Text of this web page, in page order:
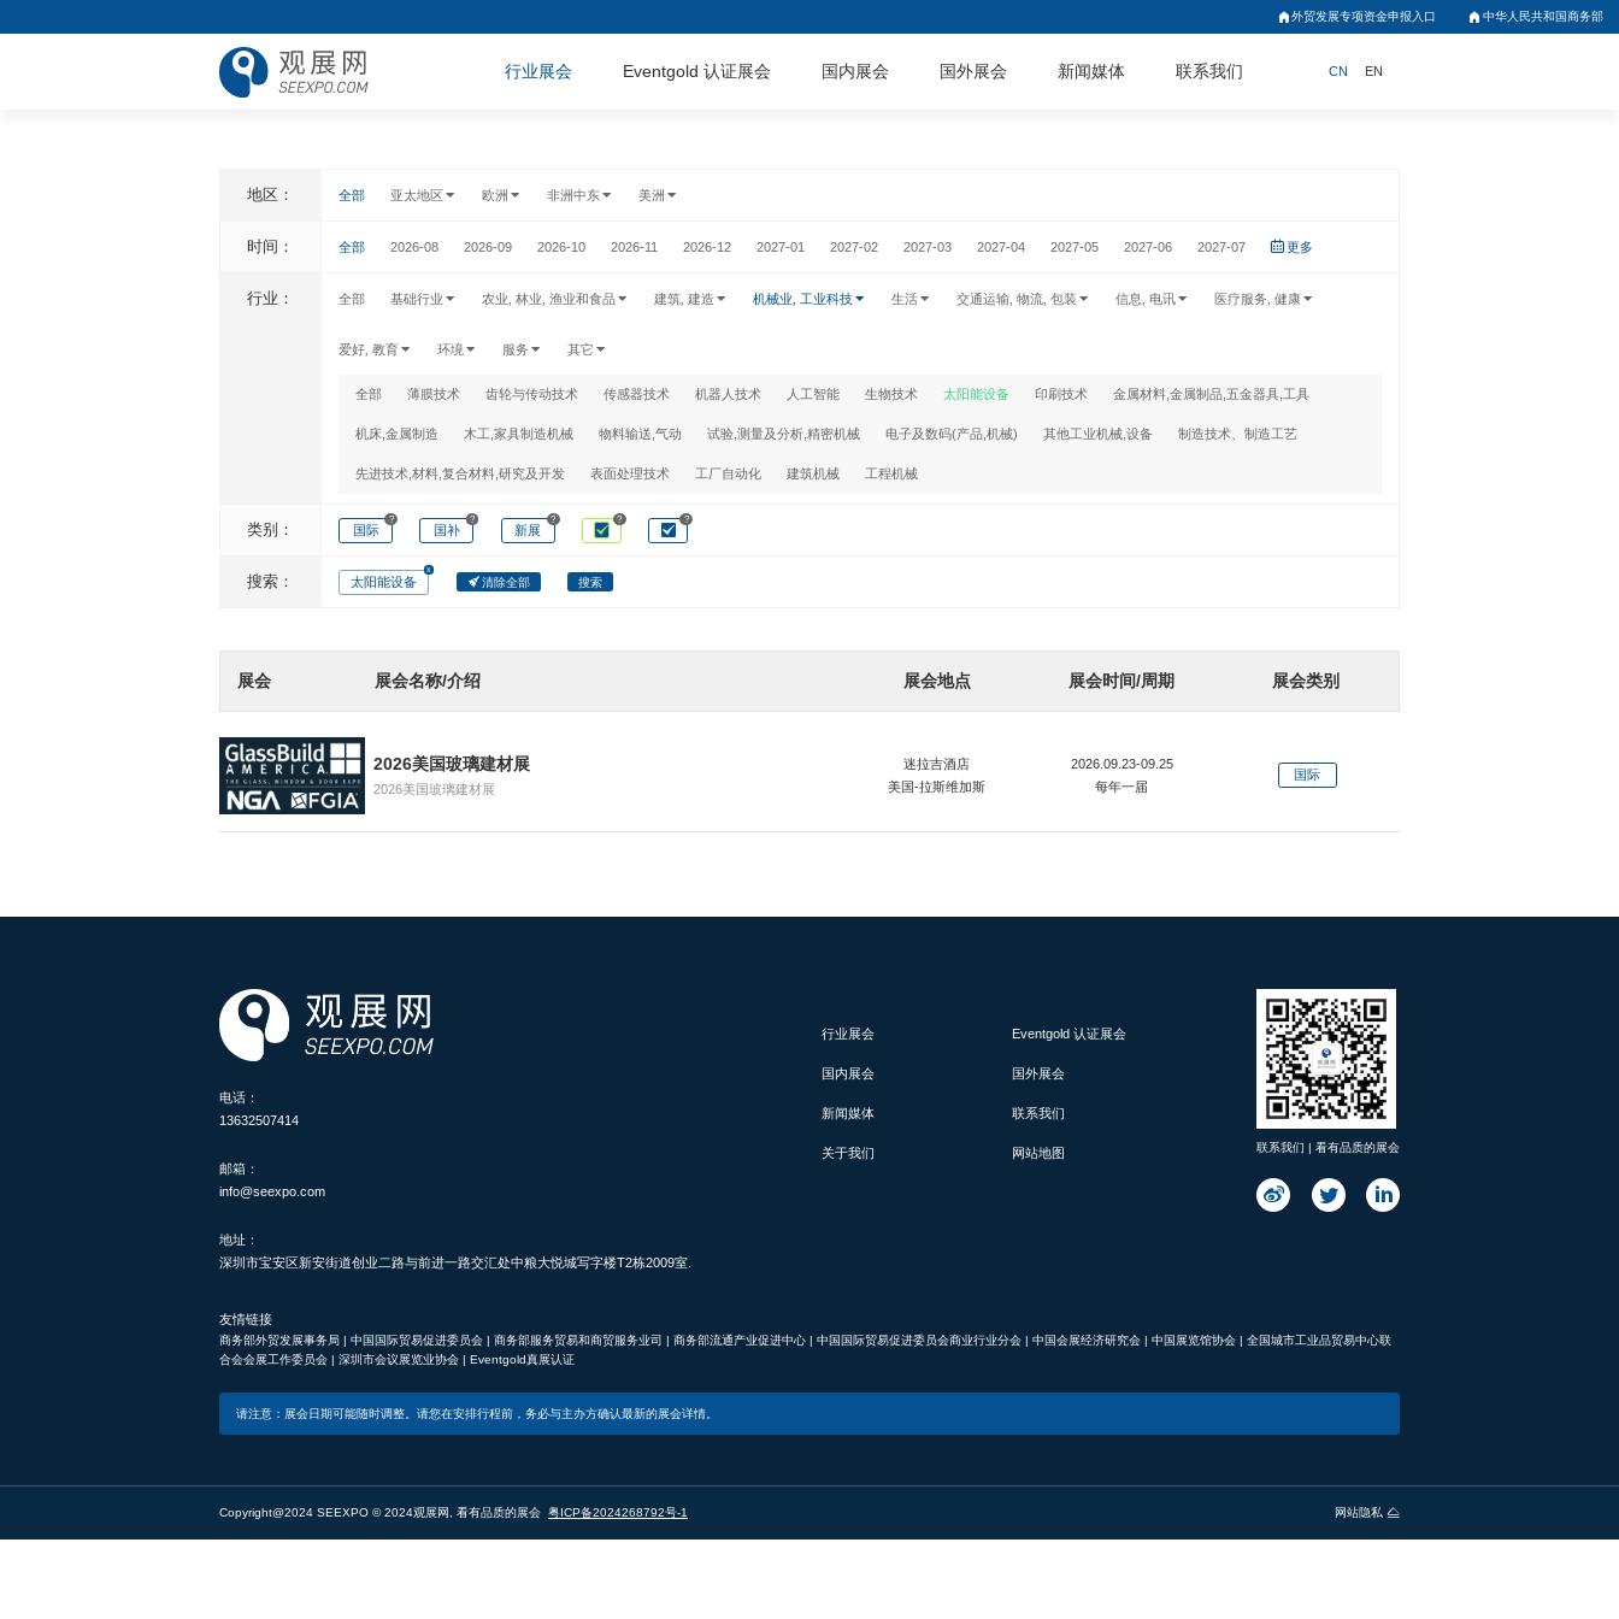
外贸发展专项资金申报入口 中华人民共和国商务部
行业展会 Eventgold 认证展会 国内展会 国外展会 新闻媒体 联系我们 CN EN
地区： 全部 亚太地区 欧洲 非洲中东 美洲
时间： 全部 2026-08 2026-09 2026-10 2026-11 2026-12 2027-01 2027-02 2027-03 2027-04 2027-05 2027-06 2027-07 更多
行业： 全部 基础行业 农业, 林业, 渔业和食品 建筑, 建造 机械业, 工业科技 生活 交通运输, 物流, 包装 信息, 电讯 医疗服务, 健康
爱好, 教育 环境 服务 其它
全部 薄膜技术 齿轮与传动技术 传感器技术 机器人技术 人工智能 生物技术 太阳能设备 印刷技术 金属材料,金属制品,五金器具,工具
机床,金属制造 木工,家具制造机械 物料输送,气动 试验,测量及分析,精密机械 电子及数码(产品,机械) 其他工业机械,设备 制造技术、制造工艺
先进技术,材料,复合材料,研究及开发 表面处理技术 工厂自动化 建筑机械 工程机械
类别： 国际
?
国补
?
新展
? ? ?
搜索： 太阳能设备 清除全部 搜索
展会 展会名称/介绍 展会地点 展会时间/周期 展会类别
2026美国玻璃建材展
2026美国玻璃建材展
迷拉吉酒店
美国-拉斯维加斯
2026.09.23-09.25
每年一届
国际
电话：
13632507414
邮箱：
info@seexpo.com
地址：
深圳市宝安区新安街道创业二路与前进一路交汇处中粮大悦城写字楼T2栋2009室.
行业展会 Eventgold 认证展会
国内展会 国外展会
新闻媒体 联系我们
关于我们 网站地图 联系我们 | 看有品质的展会
友情链接
商务部外贸发展事务局 | 中国国际贸易促进委员会 | 商务部服务贸易和商贸服务业司 | 商务部流通产业促进中心 | 中国国际贸易促进委员会商业行业分会 | 中国会展经济研究会 | 中国展览馆协会 | 全国城市工业品贸易中心联
合会会展工作委员会 | 深圳市会议展览业协会 | Eventgold真展认证
请注意：展会日期可能随时调整。请您在安排行程前，务必与主办方确认最新的展会详情。
Copyright@2024 SEEXPO © 2024观展网, 看有品质的展会 粤ICP备2024268792号-1 网站隐私